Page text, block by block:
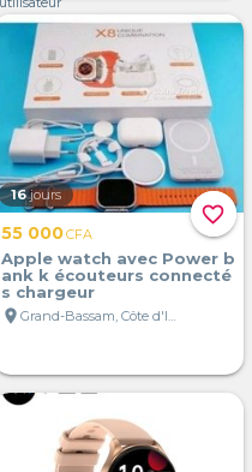
favorite_border
16 jours
55 000CFA
Apple watch avec Power b
ank k écouteurs connecté
s chargeur
location_on
Grand-Bassam, Côte d'Ivoire